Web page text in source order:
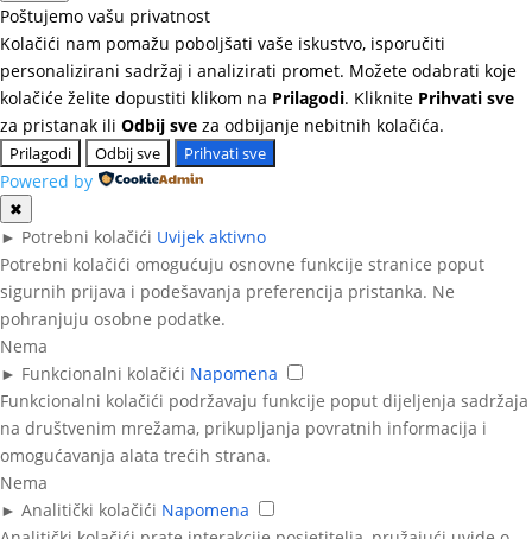
Poštujemo vašu privatnost
Kolačići nam pomažu poboljšati vaše iskustvo, isporučiti
personalizirani sadržaj i analizirati promet. Možete odabrati koje
kolačiće želite dopustiti klikom na Prilagodi. Kliknite Prihvati sve
za pristanak ili Odbij sve za odbijanje nebitnih kolačića.
Prilagodi Odbij sve Prihvati sve
Powered by
✖
► Potrebni kolačići Uvijek aktivno
Potrebni kolačići omogućuju osnovne funkcije stranice poput
sigurnih prijava i podešavanja preferencija pristanka. Ne
pohranjuju osobne podatke.
Nema
► Funkcionalni kolačići Napomena
Funkcionalni kolačići podržavaju funkcije poput dijeljenja sadržaja
na društvenim mrežama, prikupljanja povratnih informacija i
omogućavanja alata trećih strana.
Nema
► Analitički kolačići Napomena